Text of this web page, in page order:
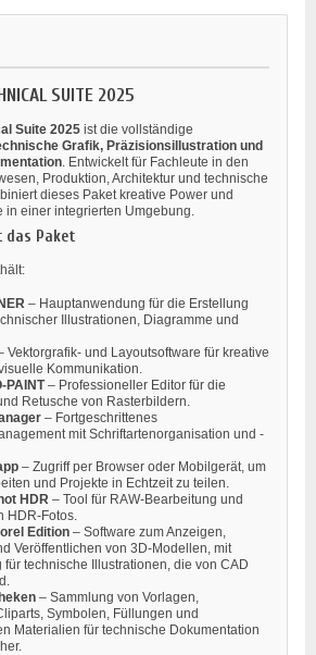
SUITE 2025
Suite 2025 ist die vollständige
Grafik, Präzisionsillustration und
. Entwickelt für Fachleute in den
Produktion, Architektur und technische
dieses Paket kreative Power und
in einer integrierten Umgebung.
das Paket
– Hauptanwendung für die Erstellung
Illustrationen, Diagramme und
Vektorgrafik- und Layoutsoftware für kreative
Kommunikation.
PAINT– Professioneller Editor für die
Retusche von Rasterbildern.
– Fortgeschrittenes
mit Schriftartenorganisation und -
– Zugriff per Browser oder Mobilgerät, um
und Projekte in Echtzeit zu teilen.
HDR – Tool für RAW-Bearbeitung und
HDR-Fotos.
Edition – Software zum Anzeigen,
Veröffentlichen von 3D-Modellen, mit
für technische Illustrationen, die von CAD
– Sammlung von Vorlagen,
Symbolen, Füllungen und
Materialien für technische Dokumentation